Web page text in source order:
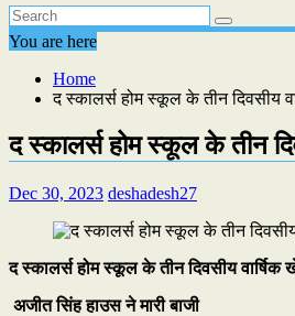
You are here
Home
द स्कालर्स होम स्कूल के तीन दिवसीय
द स्कालर्स होम स्कूल के तीन
Dec 30, 2023 deshadesh27
द स्कालर्स होम स्कूल के तीन दिवसीय वार्षिक
अजीत सिंह हाउस ने मारी बाजी